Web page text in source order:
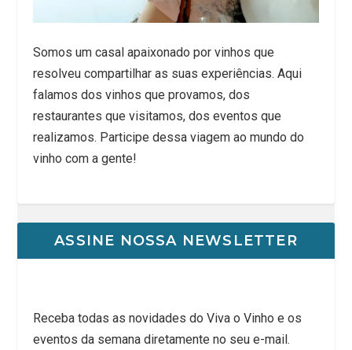
Somos um casal apaixonado por vinhos que
resolveu compartilhar as suas experiências. Aqui
falamos dos vinhos que provamos, dos
restaurantes que visitamos, dos eventos que
realizamos. Participe dessa viagem ao mundo do
vinho com a gente!
ASSINE NOSSA NEWSLETTER
Receba todas as novidades do Viva o Vinho e os
eventos da semana diretamente no seu e-mail.